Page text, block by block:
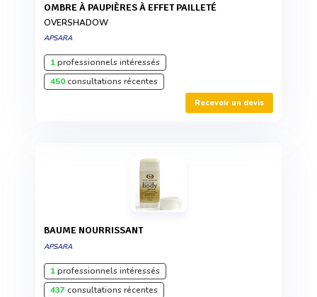
OMBRE À PAUPIÈRES À EFFET PAILLETÉ
OVERSHADOW
APSARA
1professionnels intéressés
450consultations récentes
Recevoir un devis
BAUME NOURRISSANT
APSARA
1professionnels intéressés
437consultations récentes